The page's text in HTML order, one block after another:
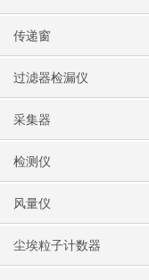
传递窗
过滤器检漏仪
采集器
检测仪
风量仪
尘埃粒子计数器